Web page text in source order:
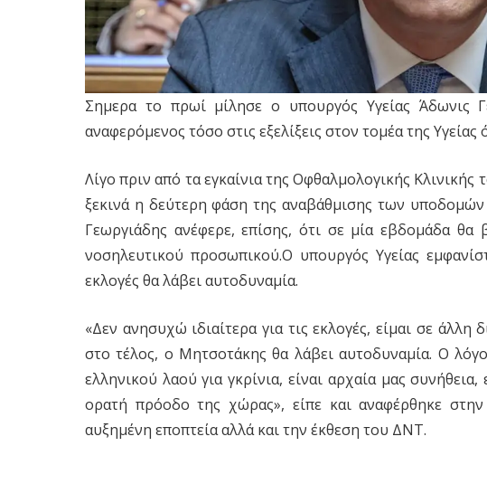
Σημερα το πρωί μίλησε ο υπουργός Υγείας Άδωνις
αναφερόμενος τόσο στις εξελίξεις στον τομέα της
Λίγο πριν από τα εγκαίνια της Οφθαλμολογικής
ξεκινά η δεύτερη φάση της αναβάθμισης των
Γεωργιάδης ανέφερε, επίσης, ότι σε μία εβδομάδα θα
νοσηλευτικού προσωπικού.Ο υπουργός Υγείας
εκλογές θα λάβει αυτοδυναμία.
«Δεν ανησυχώ ιδιαίτερα για τις εκλογές, είμαι σε
στο τέλος, ο Μητσοτάκης θα λάβει αυτοδυναμία. Ο
ελληνικού λαού για γκρίνια, είναι αρχαία μας
ορατή πρόοδο της χώρας», είπε και αναφέρθηκε
αυξημένη εποπτεία αλλά και την έκθεση του ΔΝΤ.